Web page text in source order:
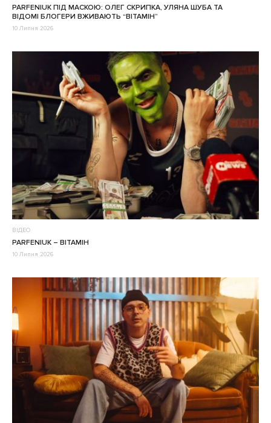
PARFENIUK ПІД МАСКОЮ: ОЛЕГ СКРИПКА, УЛЯНА ШУБА ТА
ВІДОМІ БЛОГЕРИ ВЖИВАЮТЬ “ВІТАМІН”
10 Липня 2026
ВІДЕО
PARFENIUK – ВІТАМІН
10 Липня 2026